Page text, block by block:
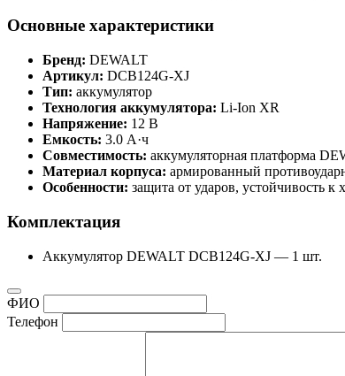
Основные характеристики
Бренд: DEWALT
Артикул: DCB124G-XJ
Тип: аккумулятор
Технология аккумулятора: Li-Ion XR
Напряжение: 12 В
Емкость: 3.0 А·ч
Совместимость: аккумуляторная платформа
Материал корпуса: армированный
Особенности: защита от ударов, устойчивость
Комплектация
Аккумулятор DEWALT DCB124G-XJ — 1 шт.
ФИО
Телефон